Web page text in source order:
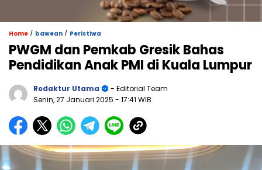
Home / bawean / Peristiwa
PWGM dan Pemkab Gresik Bahas
Pendidikan Anak PMI di Kuala Lumpur
Redaktur Utama
- Editorial Team
Senin, 27 Januari 2025 - 17:41 WIB